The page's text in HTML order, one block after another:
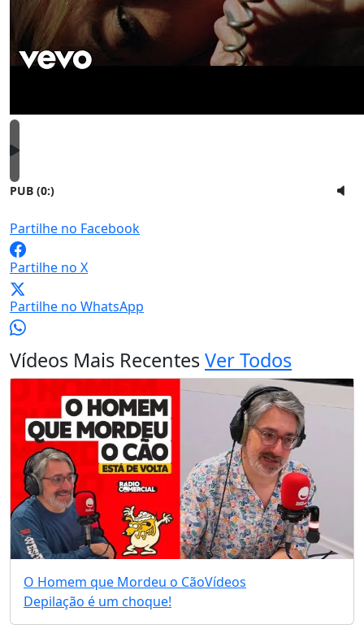
PUB (0:)
Partilhe no Facebook
Partilhe no X
Partilhe no WhatsApp
Vídeos Mais RecentesVer Todos
O Homem que Mordeu o CãoVídeos
Depilação é um choque!